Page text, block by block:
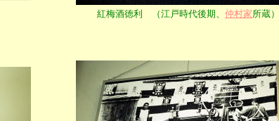
紅梅酒徳利 （江戸時代後期、 仲村家所蔵）